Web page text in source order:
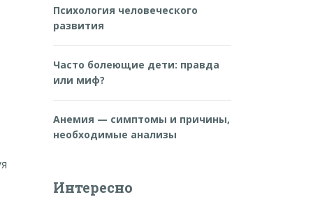
Психология человеческого
развития
Часто болеющие дети: правда
или миф?
Анемия — симптомы и причины,
необходимые анализы
Интересно